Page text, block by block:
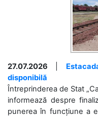
27.07.2026
disponibilă
Întreprinderea de Stat
informează despre
punerea în funcțiune a